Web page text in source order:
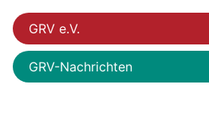
GRV e.V.
GRV-Nachrichten